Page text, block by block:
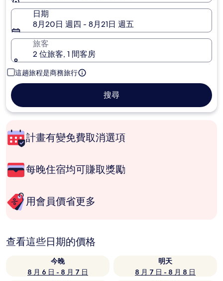
日期
8月20日 週四 - 8月21日 週五
旅客
2 位旅客, 1 間客房
這趟旅程是商務旅行
搜尋
計畫有變免費取消選項
每晚住宿均可賺取獎勵
用會員價省更多
查看這些日期的價格
今晚
8 月 6 日 - 8 月 7 日
明天
8 月 7 日 - 8 月 8 日